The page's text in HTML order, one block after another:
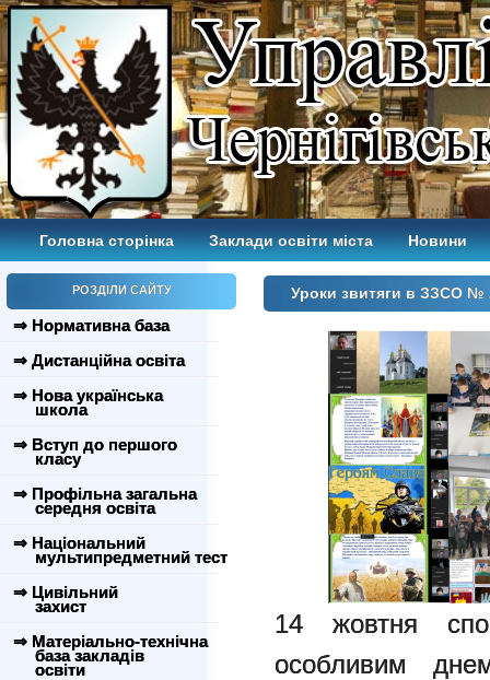
Головна сторінка Заклади освіти міста Новини
РОЗДІЛИ САЙТУ
⇒ Нормативна база
⇒ Дистанційна освіта
⇒ Нова українська
школа
⇒ Вступ до першого
класу
⇒ Профільна загальна
середня освіта
⇒ Національний
мультипредметний тест
⇒ Цивільний
захист
⇒ Матеріально-технічна
база закладів
освіти
Уроки звитяги в ЗЗСО №
14 жовтня
особливим